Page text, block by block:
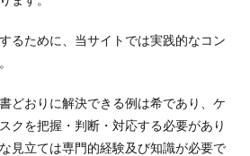
るために、当サイトでは実践的なコン
どおりに解決できる例は希であり、ケ
クを把握・判断・対応する必要があり
見立ては専門的経験及び知識が必要で